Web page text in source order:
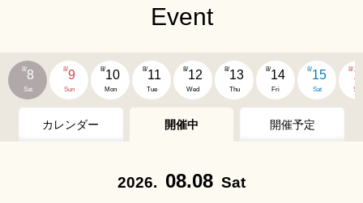
Event
8/8
Sat
8/9
Sun
8/10
Mon
8/11
Tue
8/12
Wed
8/13
Thu
8/14
Fri
8/15
Sat
8/
Sun
カレンダー 開催中 開催予定
2026. 08.08 Sat